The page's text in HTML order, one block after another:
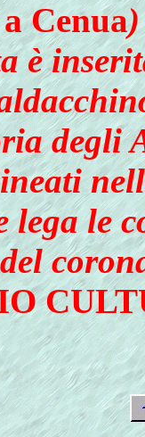
Cenua
è
degli
lega le